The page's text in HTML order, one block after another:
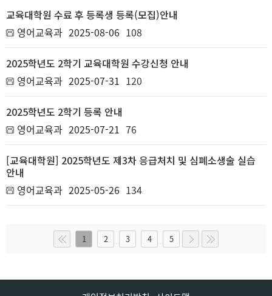
교육대학원 수료 후 등록생 등록(모집)안내
영어교육과 2025-08-06 108
2025학년도 2학기 교육대학원 수강신청 안내
영어교육과 2025-07-31 120
2025학년도 2학기 등록 안내
영어교육과 2025-07-21 76
[교육대학원] 2025학년도 제3차 응급처치 및 심폐소생술 실습
안내
영어교육과 2025-05-26 134
1 2 3 4 5